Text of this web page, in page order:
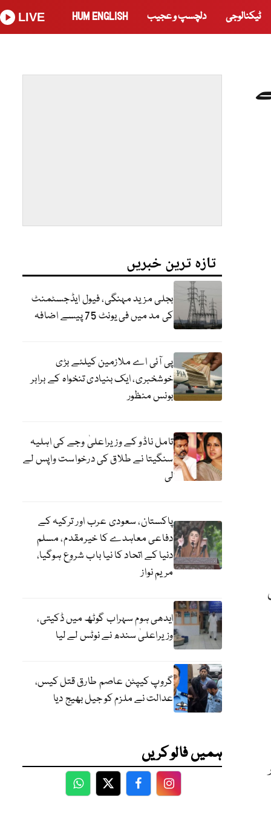
ٹیکنالوجی دلچسپ و عجیب HUM ENGLISH
LIVE
تازہ ترین خبریں
بجلی مزید مہنگی، فیول ایڈجسٹمنٹ
کی مد میں فی یونٹ 75 پیسے اضافہ
پی آئی اے ملازمین کیلئے بڑی
خوشخبری، ایک بنیادی تنخواہ کے برابر
بونس منظور
تامل ناڈو کے وزیراعلیٰ وجے کی اہلیہ
سنگیتا نے طلاق کی درخواست واپس لے
لی
پاکستان، سعودی عرب اور ترکیہ کے
دفاعی معاہدے کا خیرمقدم، مسلم
دنیا کے اتحاد کا نیا باب شروع ہوگیا،
مریم نواز
ایدھی ہوم سہراب گوٹھ میں ڈکیتی،
وزیراعلیٰ سندھ نے نوٹس لے لیا
گروپ کیپٹن عاصم طارق قتل کیس،
عدالت نے ملزم کو جیل بھیج دیا
ہمیں فالو کریں
WhatsApp
TwitterFacebookFacebook